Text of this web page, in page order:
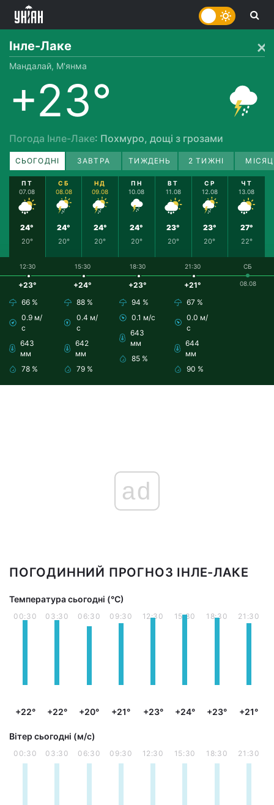
Інле-Лаке
Мандалай, М'янма
+23°
Погода Інле-Лаке: Похмуро, дощі з грозами
СЬОГОДНІ ЗАВТРА ТИЖДЕНЬ 2 ТИЖНІ
ПТ
07.08
24°
20°
СБ
08.08
24°
20°
НД
09.08
24°
20°
ПН
10.08
24°
20°
ВТ
11.08
23°
20°
СР
12.08
23°
20°
ЧТ
13.08
27°
22°
12:30
+23°
66 %
0.9 м/
с
643
мм
78 %
15:30
+24°
88 %
0.4 м/
с
642
мм
79 %
18:30
+23°
94 %
0.1 м/с
643
мм
85 %
21:30
+21°
67 %
0.0 м/
с
644
мм
90 %
СБ
08.08
ad
ПОГОДИННИЙ ПРОГНОЗ ІНЛЕ-ЛАКЕ
Температура сьогодні (°С)
00:30
+22°
03:30
+22°
06:30
+20°
09:30
+21°
12:30
+23°
15:30
+24°
18:30
+23°
21:30
+21°
Вітер сьогодні (м/с)
00:30 03:30 06:30 09:30 12:30 15:30 18:30 21:30